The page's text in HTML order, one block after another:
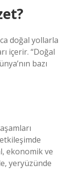
doğal yollarla
içerir. “Doğal
bazı
ekonomik ve
yeryüzünde